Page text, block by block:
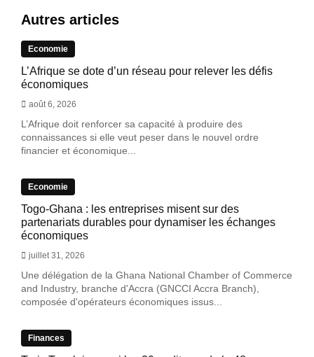
Autres articles
Economie
L’Afrique se dote d’un réseau pour relever les défis
économiques
août 6, 2026
L’Afrique doit renforcer sa capacité à produire des
connaissances si elle veut peser dans le nouvel ordre
financier et économique...
Economie
Togo-Ghana : les entreprises misent sur des
partenariats durables pour dynamiser les échanges
économiques
juillet 31, 2026
Une délégation de la Ghana National Chamber of Commerce
and Industry, branche d'Accra (GNCCI Accra Branch),
composée d'opérateurs économiques issus...
Finances